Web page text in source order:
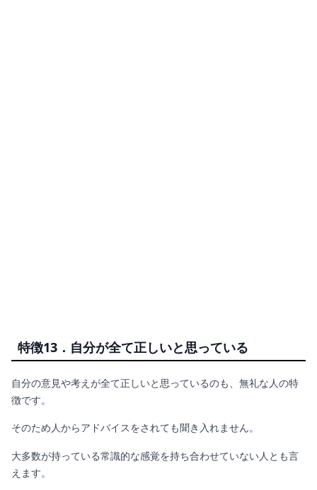
特徴13．自分が全て正しいと思っている
自分の意見や考えが全て正しいと思っているのも、無礼な人の特
徴です。
そのため人からアドバイスをされても聞き入れません。
大多数が持っている常識的な感覚を持ち合わせていない人とも言
えます。